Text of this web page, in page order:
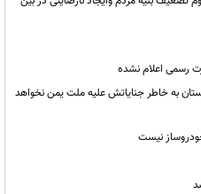
رسمی اعلام نشده
به خاطر جنایاتش علیه ملت یمن نخواهد
نیست